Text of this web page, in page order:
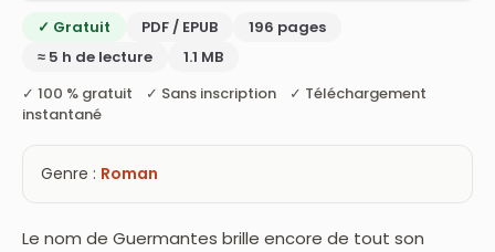
✓ Gratuit PDF / EPUB
196 pages
≈ 5 h de lecture
1.1 MB
✓ 100 % gratuit ✓ Sans inscription ✓ Téléchargement
instantané
Genre : Roman
Le nom de Guermantes brille encore de tout son